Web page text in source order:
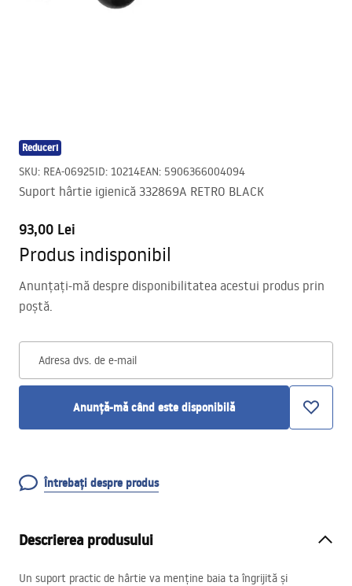
Reduceri
SKU: REA-06925ID: 10214EAN: 5906366004094
Suport hârtie igienică 332869A RETRO BLACK
93,00 Lei
Produs indisponibil
Anunțați-mă despre disponibilitatea acestui produs prin
poștă.
Adresa dvs. de e-mail
Anunță-mă când este disponibilă
Întrebați despre produs
Descrierea produsului
Un suport practic de hârtie va menține baia ta îngrijită și